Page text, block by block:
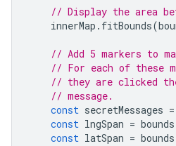
// Display the area
innerMap . fitBounds(
// Add 5 markers to
// For each of these
// they are clicked
// message.
const secretMessages =
const lngSpan = bounds
const latSpan = bounds